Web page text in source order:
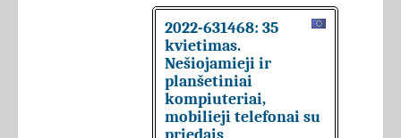
2022-631468: 35
kvietimas.
Nešiojamieji ir
planšetiniai
kompiuteriai,
mobilieji telefonai su